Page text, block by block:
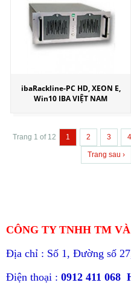
ibaRackline-PC HD, XEON E,
Win10 IBA VIỆT NAM
Trang 1 of 12 1 2 3 4
Trang sau ›
CÔNG TY TNHH TM
Địa chỉ : Số 1, Đường số
Điện thoại : 0912 411 068